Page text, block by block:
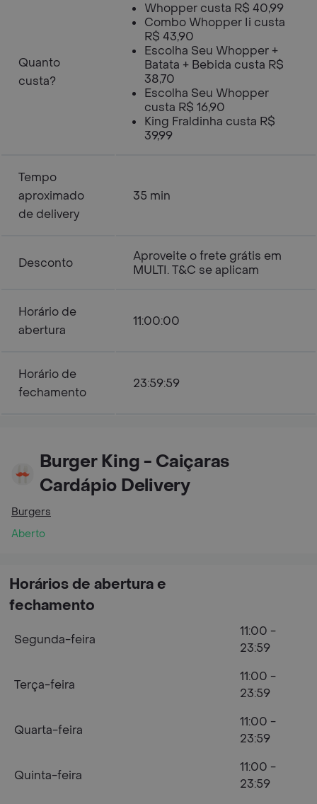
Quanto
custa?
Whopper custa R$ 40,99
Combo Whopper Ii custa
R$ 43,90
Escolha Seu Whopper +
Batata + Bebida custa R$
38,70
Escolha Seu Whopper
custa R$ 16,90
King Fraldinha custa R$
39,99
Tempo
aproximado
de delivery
35 min
Desconto
Aproveite o frete grátis em
MULTI. T&C se aplicam
Horário de
abertura
11:00:00
Horário de
fechamento
23:59:59
Burger Kingㅤㅤ - Caiçaras
Cardápio Delivery
Burgers
Aberto
Horários de abertura e
fechamento
Segunda-feira
11:00 -
23:59
Terça-feira
11:00 -
23:59
Quarta-feira
11:00 -
23:59
Quinta-feira
11:00 -
23:59